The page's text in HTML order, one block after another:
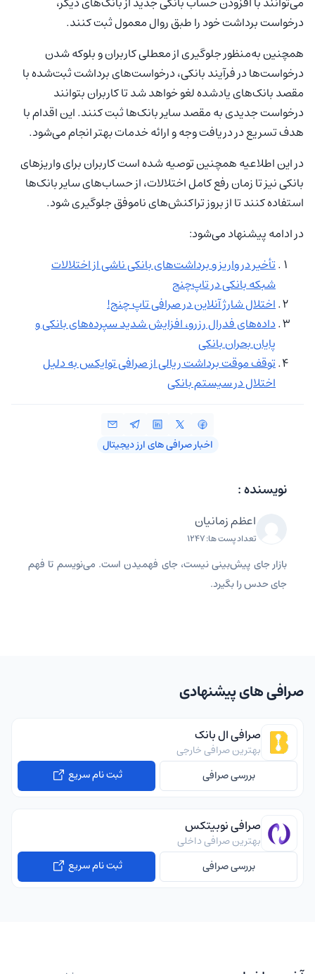
درخواست برداشت خود را طبق روال معمول ثبت کنند.
همچنین به‌منظور جلوگیری از معطلی کاربران و بلوکه شدن
درخواست‌ها در فرآیند بانکی، درخواست‌های برداشت ثبت‌شده با
مقصد بانک‌های یادشده لغو خواهد شد تا کاربران بتوانند
درخواست جدیدی به مقصد سایر بانک‌ها ثبت کنند. این اقدام با
هدف تسریع در دریافت وجه و ارائه خدمات بهتر انجام می‌شود.
در این اطلاعیه همچنین توصیه شده است کاربران برای واریزهای
بانکی نیز تا زمان رفع کامل اختلالات، از حساب‌های سایر بانک‌ها
استفاده کنند تا از بروز تراکنش‌های ناموفق جلوگیری شود.
در ادامه پیشنهاد می‌شود:
تأخیر در واریز و برداشت‌های بانکی ناشی از اختلالات
شبکه بانکی در تاپ‌چنج
اختلال شارژ آنلاین در صرافی تاپ چنج!
داده‌های فدرال رزرو، افزایش شدید سپرده‌های بانکی و
پایان بحران بانکی
توقف موقت برداشت ریالی از صرافی توایکس به دلیل
اختلال در سیستم بانکی
اخبار صرافی‌ های ارز دیجیتال
نویسنده :
اعظم زمانیان
تعداد پست ها: 1247
بازار جای پیش‌بینی نیست، جای فهمیدن است. می‌نویسم تا فهم
جای حدس را بگیرد.
صرافی های پیشنهادی
صرافی ال بانک
بهترین صرافی خارجی
بررسی صرافی
ثبت نام سریع
صرافی نوبیتکس
بهترین صرافی داخلی
بررسی صرافی
ثبت نام سریع